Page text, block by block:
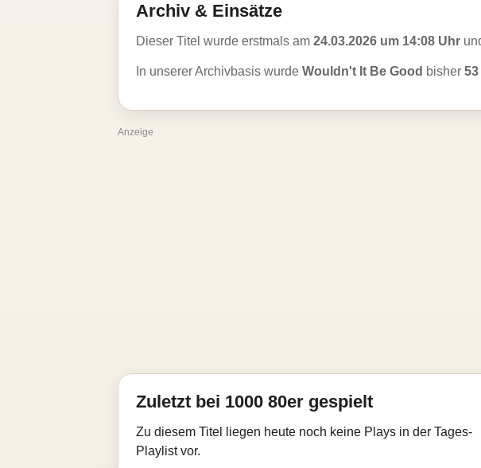
Archiv & Einsätze
Dieser Titel wurde erstmals am 24.03.2026 um 14:08 Uhr
In unserer Archivbasis wurde Wouldn't It Be Good bisher 53
Anzeige
Zuletzt bei 1000 80er gespielt
Zu diesem Titel liegen heute noch keine Plays in der Tages-
Playlist vor.